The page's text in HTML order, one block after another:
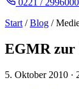
0221 /
Start /Blog /
EGMR zur
5. Oktober 2010 ·